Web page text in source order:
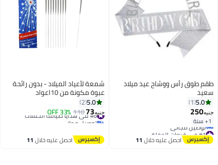
طقم طوق رأس ووشاح عيد ميلاد
سعيد
5.0
1
جنيه250
1+ سنة
#1 في قبعات الحفلة
أقل سعر في 7 يوم
توصيل مجاني
احصل عليه خلال 11
شمعة لأعياد الميلاد - بدون رائحة
عبوة مكونة من 10اعواد
5.0
2
جنيه73
110
33% OFF #6 في هدايا ضيافة الحفلات
توصيل مجاني
#6 في هدايا ضيافة الحفلات
احصل عليه خلال 11